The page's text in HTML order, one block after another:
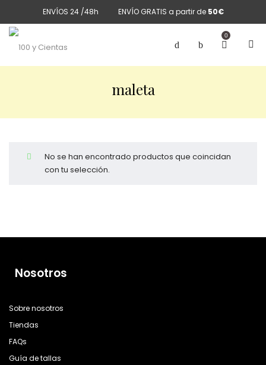
ENVÍOS 24 /48h ENVÍO GRATIS a partir de 50€
0
maleta
No se han encontrado productos que coincidan
con tu selección.
Nosotros
Sobre nosotros
Tiendas
FAQs
Guía de tallas